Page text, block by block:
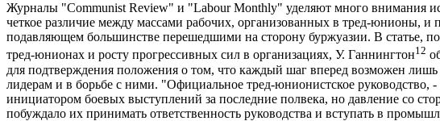
Журналы "Communist Review" и "Labour Monthly" уделяют много внимания
четкое различие между массами рабочих, организованных в тред-юнионы,
подавляющем большинстве перешедшими на сторону буржуазии. В статье,
тред-юнионах и росту прогрессивных сил в организациях, У. Ганнингтон12
для подтверждения положения о том, что каждый шаг вперед возможен
лидерам и в борьбе с ними. "Официальное тред-юнионистское руководство,
инициатором боевых выступлений за последние полвека, но давление со
побуждало их принимать ответственность руководства и вступать в